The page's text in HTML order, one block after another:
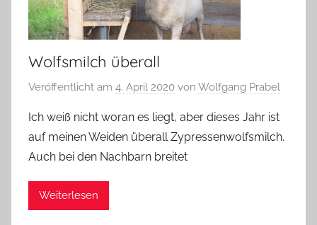
Wolfsmilch überall
Veröffentlicht am 4. April 2020 von Wolfgang Prabel
Ich weiß nicht woran es liegt, aber dieses Jahr ist
auf meinen Weiden überall Zypressenwolfsmilch.
Auch bei den Nachbarn breitet
Weiterlesen